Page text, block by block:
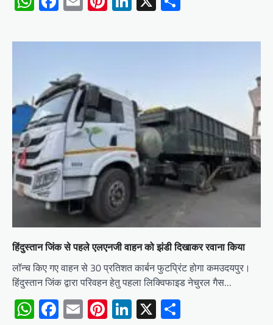
हिंदुस्तान जिंक से पहले एलएनजी वाहन को झंडी दिखाकर रवाना किया
लॉन्च किए गए वाहन से 30 प्रतिशत कार्बन फुटप्रिंट होगा कमउदयपुर।
हिंदुस्तान जिंक द्वारा परिवहन हेतु पहला लिक्विफाइड नेचुरल गैस…
WhatsApp
Facebook
EmailPinterest
LinkedIn
X